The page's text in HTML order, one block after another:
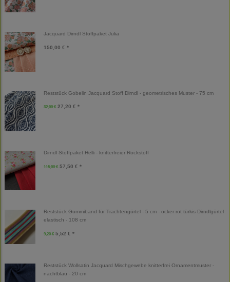
Jacquard Dirndl Stoffpaket Julia
150,00 € *
Reststück Gobelin Jacquard Stoff Dirndl - geometrisches Muster - 75 cm
32,00 € 27,20 € *
Dirndl Stoffpaket Helli - knitterfreier Rockstoff
115,00 € 57,50 € *
Reststück Gummiband für Trachtengürtel - 5 cm - ocker rot türkis Dirndlgürtel
elastisch - 108 cm
9,20 € 5,52 € *
Reststück Wollsatin Jacquard Mischgewebe knitterfrei Ornamentmuster -
nachtblau - 20 cm